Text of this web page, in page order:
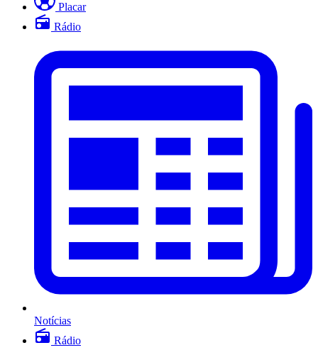
Placar
Rádio
Notícias
Rádio